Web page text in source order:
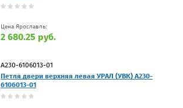
Цена Ярославль:
2 680.25 руб.
А230-6106013-01
Петля двери верхняя левая УРАЛ (УВК) А230-
6106013-01